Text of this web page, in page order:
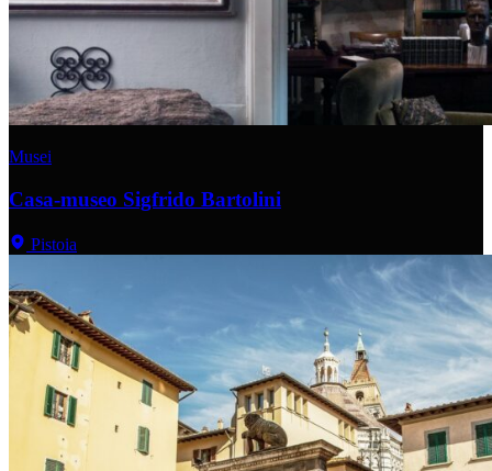
Musei
Casa-museo Sigfrido Bartolini
Pistoia